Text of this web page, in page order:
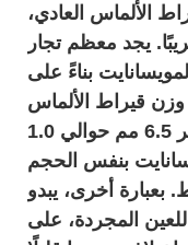
الألماس العادي،
بنسبة 10% تقريبًا. يجد معظم تجار
بناءً على
وزن قيراط الألماس
الطبيعي المستدير اللامع بقطر 6.5 مم حوالي 1.0
بنفس الحجم
0.88 قيراط. بعبارة أخرى، يبدو
المجردة، على